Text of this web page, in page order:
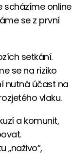
scházíme online
se z první
setkání.
se na riziko
nutná účast na
vlaku.
a komunit,